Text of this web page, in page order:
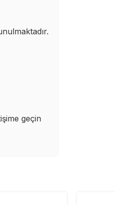
geçin